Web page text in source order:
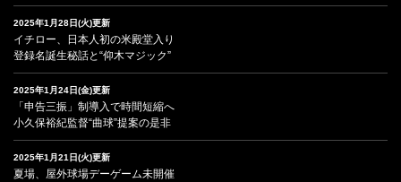
2025年1月28日(火)更新
イチロー、日本人初の米殿堂入り
登録名誕生秘話と“仰木マジック”
2025年1月24日(金)更新
「申告三振」制導入で時間短縮へ
小久保裕紀監督“曲球”提案の是非
2025年1月21日(火)更新
夏場、屋外球場デーゲーム未開催